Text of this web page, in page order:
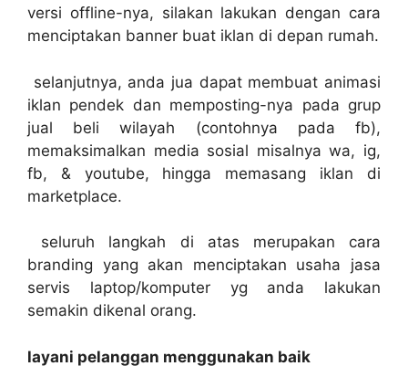
versi offline-nya, silakan lakukan dengan cara
menciptakan banner buat iklan di depan rumah.
selanjutnya, anda jua dapat membuat animasi
iklan pendek dan memposting-nya pada grup
jual beli wilayah (contohnya pada fb),
memaksimalkan media sosial misalnya wa, ig,
fb, & youtube, hingga memasang iklan di
marketplace.
seluruh langkah di atas merupakan cara
branding yang akan menciptakan usaha jasa
servis laptop/komputer yg anda lakukan
semakin dikenal orang.
layani pelanggan menggunakan baik